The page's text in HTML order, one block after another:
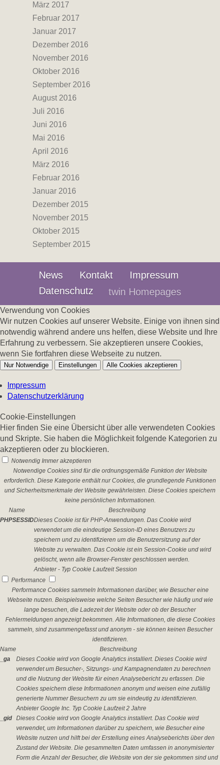
März 2017
Februar 2017
Januar 2017
Dezember 2016
November 2016
Oktober 2016
September 2016
August 2016
Juli 2016
Juni 2016
Mai 2016
April 2016
März 2016
Februar 2016
Januar 2016
Dezember 2015
November 2015
Oktober 2015
September 2015
News Kontakt
Impressum
Datenschutz
twin Homepages
Verwendung von Cookies
Wir nutzen Cookies auf unserer Website. Einige von ihnen sind
notwendig während andere uns helfen, diese Website und Ihre
Erfahrung zu verbessern. Sie akzeptieren unsere Cookies,
wenn Sie fortfahren diese Webseite zu nutzen.
Nur Notwendige Einstellungen Alle Cookies akzeptieren
Impressum
Datenschutzerklärung
Cookie-Einstellungen
Hier finden Sie eine Übersicht über alle verwendeten Cookies
und Skripte. Sie haben die Möglichkeit folgende Kategorien zu
akzeptieren oder zu blockieren.
Notwendig Immer akzeptieren
Notwendige Cookies sind für die ordnungsgemäße Funktion der Website
erforderlich. Diese Kategorie enthält nur Cookies, die grundlegende Funktionen
und Sicherheitsmerkmale der Website gewährleisten. Diese Cookies speichern
keine persönlichen Informationen.
Name
Beschreibung
PHPSESSIDDieses Cookie ist für PHP-Anwendungen. Das Cookie wird
verwendet um die eindeutige Session-ID eines Benutzers zu
speichern und zu identifizieren um die Benutzersitzung auf der
Website zu verwalten. Das Cookie ist ein Session-Cookie und wird
gelöscht, wenn alle Browser-Fenster geschlossen werden.
Anbieter - Typ Cookie Laufzeit Session
Performance
Performance Cookies sammeln Informationen darüber, wie Besucher eine
Webseite nutzen. Beispielsweise welche Seiten Besucher wie häufig und wie
lange besuchen, die Ladezeit der Website oder ob der Besucher
Fehlermeldungen angezeigt bekommen. Alle Informationen, die diese Cookies
sammeln, sind zusammengefasst und anonym - sie können keinen Besucher
identifizieren.
Name
Beschreibung
_ga
Dieses Cookie wird von Google Analytics installiert. Dieses Cookie wird
verwendet um Besucher-, Sitzungs- und Kampagnendaten zu berechnen
und die Nutzung der Website für einen Analysebericht zu erfassen. Die
Cookies speichern diese Informationen anonym und weisen eine zufällig
generierte Nummer Besuchern zu um sie eindeutig zu identifizieren.
Anbieter Google Inc. Typ Cookie Laufzeit 2 Jahre
_gid
Dieses Cookie wird von Google Analytics installiert. Das Cookie wird
verwendet, um Informationen darüber zu speichern, wie Besucher eine
Website nutzen und hilft bei der Erstellung eines Analyseberichts über den
Zustand der Website. Die gesammelten Daten umfassen in anonymisierter
Form die Anzahl der Besucher, die Website von der sie gekommen sind und